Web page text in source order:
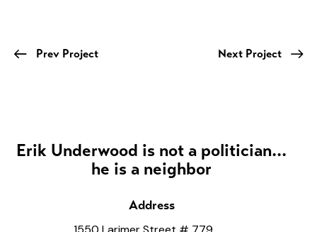
Prev Project Next Project
Erik Underwood is not a politician...
he is a neighbor
Address